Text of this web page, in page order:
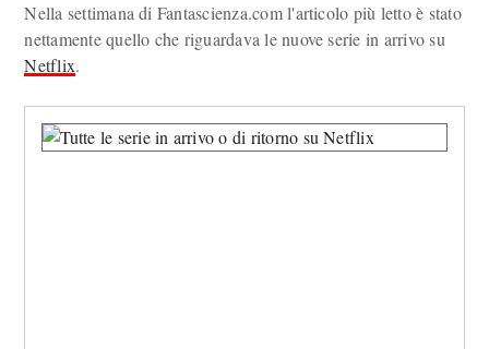
Nella settimana di Fantascienza.com l'articolo più letto è stato
nettamente quello che riguardava le nuove serie in arrivo su
Netflix.